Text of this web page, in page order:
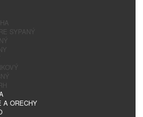
SYPANÝ
A ORECHY